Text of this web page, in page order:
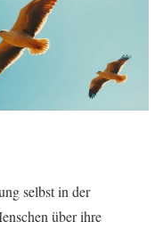
selbst in der
über ihre